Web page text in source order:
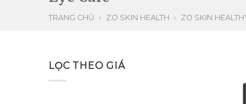
TRANG CHỦ » ZO SKIN HEALTH » ZO SKIN
LỌC THEO GIÁ